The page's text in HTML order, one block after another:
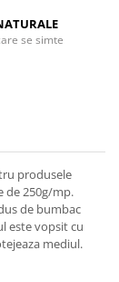
se simte
produsele
de 250g/mp.
de bumbac
este vopsit cu
mediul.